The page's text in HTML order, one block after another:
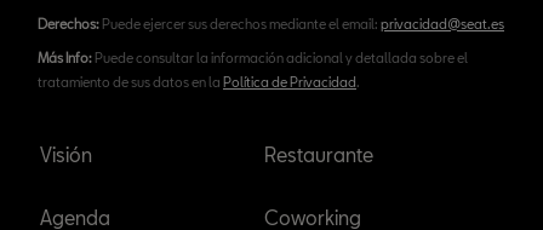
Derechos: Puede ejercer sus derechos mediante el email: privacidad@seat.es
Más Info: Puede consultar la información adicional y detallada sobre el
tratamiento de sus datos en la Política de Privacidad.
Visión
Agenda
Restaurante
Coworking